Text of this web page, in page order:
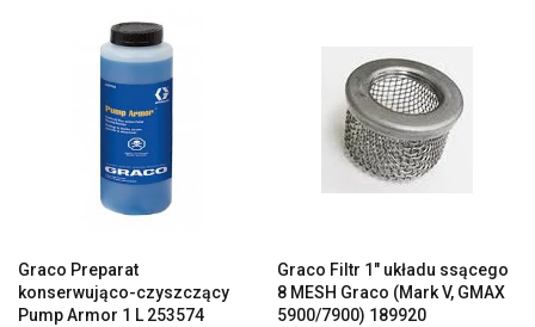
Graco Preparat
konserwująco-czyszczący
Pump Armor 1 L 253574
Graco Filtr 1″ układu ssącego
8 MESH Graco (Mark V, GMAX
5900/7900) 189920